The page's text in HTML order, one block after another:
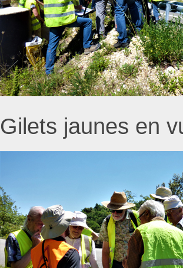
Gilets jaunes en